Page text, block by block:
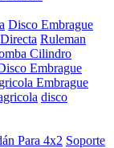
Disco Embrague
Ruleman
Cilindro
Embrague
Embrague
disco
Para 4x2 Soporte